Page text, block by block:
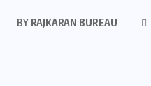
BY RAJKARAN BUREAU